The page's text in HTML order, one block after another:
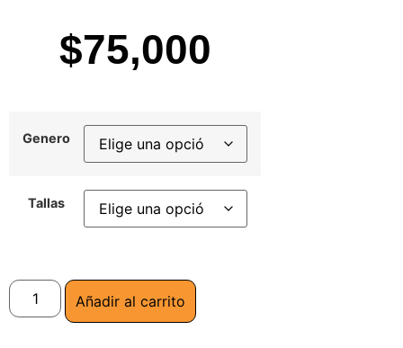
$75,000
Genero
Tallas
Añadir al carrito